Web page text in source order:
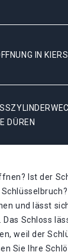
IN
DÜREN
Ist der
und lässt
Schloss
weil der
Sie Ihre